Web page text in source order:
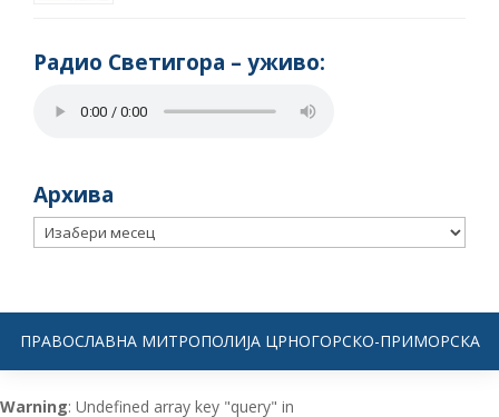
Радио Светигора – yживо:
Архива
Архива
ПРАВОСЛАВНА МИТРОПОЛИЈА ЦРНОГОРСКО-ПРИМОРСКА
Warning: Undefined array key "query" in